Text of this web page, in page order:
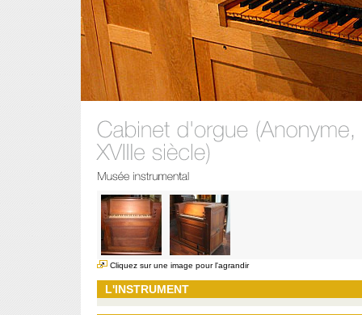
Cliquez sur une image pour l'agrandir
L'INSTRUMENT